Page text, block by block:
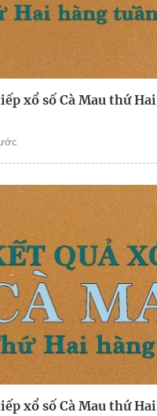
xổ số Cà Mau thứ Hai
xổ số Cà Mau thứ Hai